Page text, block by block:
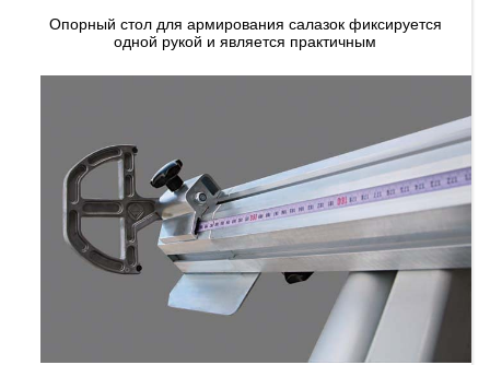
Опорный стол для армирования салазок фиксируется
одной рукой и является практичным